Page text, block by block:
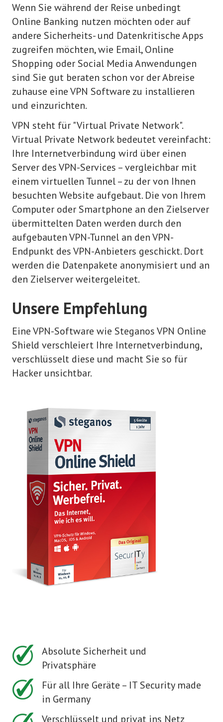
Wenn Sie während der Reise unbedingt
Online Banking nutzen möchten oder auf
andere Sicherheits- und Datenkritische Apps
zugreifen möchten, wie Email, Online
Shopping oder Social Media Anwendungen
sind Sie gut beraten schon vor der Abreise
zuhause eine VPN Software zu installieren
und einzurichten.
VPN steht für "Virtual Private Network".
Virtual Private Network bedeutet vereinfacht:
Ihre Internetverbindung wird über einen
Server des VPN-Services – vergleichbar mit
einem virtuellen Tunnel – zu der von Ihnen
besuchten Website aufgebaut. Die von Ihrem
Computer oder Smartphone an den Zielserver
übermittelten Daten werden durch den
aufgebauten VPN-Tunnel an den VPN-
Endpunkt des VPN-Anbieters geschickt. Dort
werden die Datenpakete anonymisiert und an
den Zielserver weitergeleitet.
Unsere Empfehlung
Eine VPN-Software wie Steganos VPN Online
Shield verschleiert Ihre Internetverbindung,
verschlüsselt diese und macht Sie so für
Hacker unsichtbar.
Absolute Sicherheit und
Privatsphäre
Für all Ihre Geräte – IT Security made
in Germany
Verschlüsselt und privat ins Netz